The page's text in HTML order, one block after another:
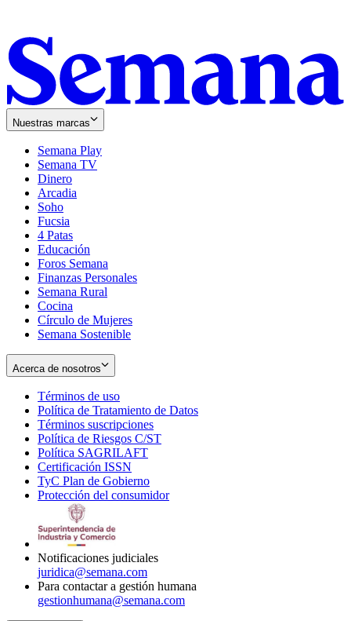
Nuestras marcas
Semana Play
Semana TV
Dinero
Arcadia
Soho
in
new
window
Fucsia
in
new
window
4 Patas
Educación
Foros Semana
Finanzas Personales
Semana Rural
Cocina
Círculo de Mujeres
Semana Sostenible
Acerca de nosotros
Términos de uso
in
new
window
Política de Tratamiento de Datos
Términos suscripciones
in
Política de Riesgos C/ST
Política SAGRILAFT
new
window
Certificación ISSN
in
new
TyC Plan de Gobierno
in
Protección del consumidorOpens
Notificaciones judiciales
juridica@semana.com
Para contactar a gestión humana
gestionhumana@semana.com